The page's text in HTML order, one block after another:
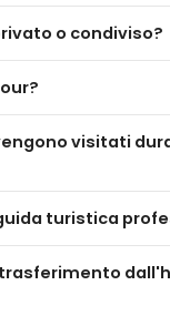
o condiviso?
visitati
di Derinkuyu o
turistica
trasferimento